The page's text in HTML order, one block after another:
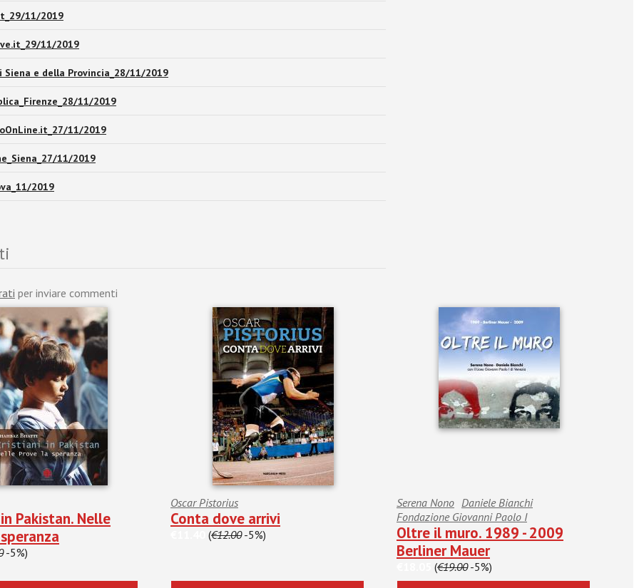
11/2019
11/2019
Siena e della Provincia_28/11/2019
11/2019
11/2019
11/2019
2019
per inviare commenti
Pakistan. Nelle
-5%)
Oscar Pistorius
Conta dove arrivi
(€12.00-5%)
Serena Nono Daniele Bianchi
Fondazione Giovanni Paolo I
Oltre il muro. 1989 - 2009
Berliner Mauer
(€19.00-5%)